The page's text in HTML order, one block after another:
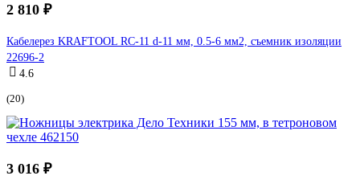
2 810 ₽
Кабелерез KRAFTOOL RC-11 d-11 мм, 0.5-6 мм2, съемник изоляции
22696-2
4.6
(20)
3 016 ₽